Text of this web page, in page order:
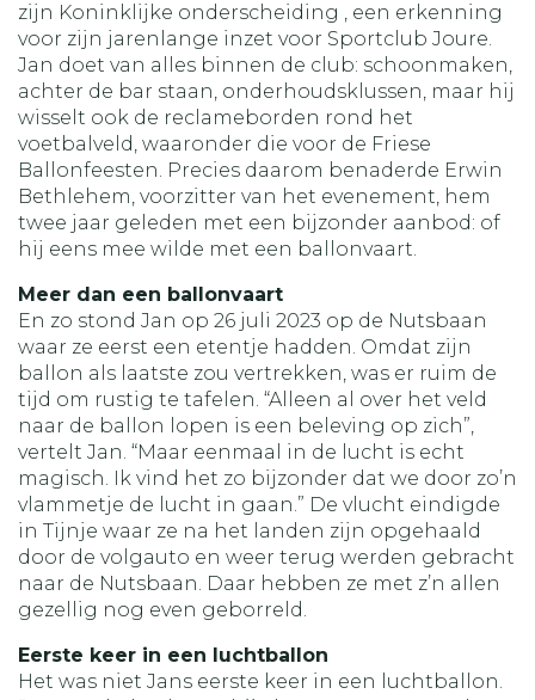
zijn Koninklijke onderscheiding , een erkenning
voor zijn jarenlange inzet voor Sportclub Joure.
Jan doet van alles binnen de club: schoonmaken,
achter de bar staan, onderhoudsklussen, maar hij
wisselt ook de reclameborden rond het
voetbalveld, waaronder die voor de Friese
Ballonfeesten. Precies daarom benaderde Erwin
Bethlehem, voorzitter van het evenement, hem
twee jaar geleden met een bijzonder aanbod: of
hij eens mee wilde met een ballonvaart.
Meer dan een ballonvaart
En zo stond Jan op 26 juli 2023 op de Nutsbaan
waar ze eerst een etentje hadden. Omdat zijn
ballon als laatste zou vertrekken, was er ruim de
tijd om rustig te tafelen. “Alleen al over het veld
naar de ballon lopen is een beleving op zich”,
vertelt Jan. “Maar eenmaal in de lucht is echt
magisch. Ik vind het zo bijzonder dat we door zo’n
vlammetje de lucht in gaan.” De vlucht eindigde
in Tijnje waar ze na het landen zijn opgehaald
door de volgauto en weer terug werden gebracht
naar de Nutsbaan. Daar hebben ze met z’n allen
gezellig nog even geborreld.
Eerste keer in een luchtballon
Het was niet Jans eerste keer in een luchtballon.